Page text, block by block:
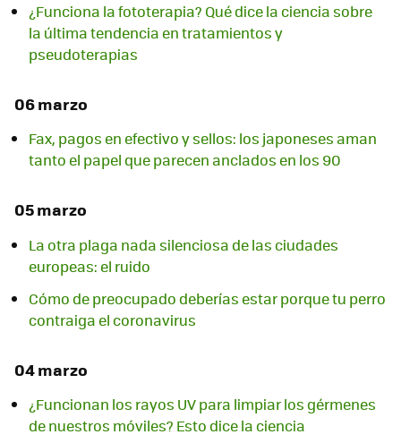
¿Funciona la fototerapia? Qué dice la ciencia sobre
la última tendencia en tratamientos y
pseudoterapias
06 marzo
Fax, pagos en efectivo y sellos: los japoneses aman
tanto el papel que parecen anclados en los 90
05 marzo
La otra plaga nada silenciosa de las ciudades
europeas: el ruido
Cómo de preocupado deberías estar porque tu perro
contraiga el coronavirus
04 marzo
¿Funcionan los rayos UV para limpiar los gérmenes
de nuestros móviles? Esto dice la ciencia